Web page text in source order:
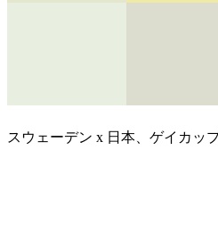
スウェーデン x 日本、ゲイカッ